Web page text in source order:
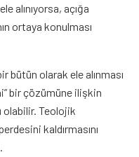
alınıyorsa, açığa
ortaya konulması
bütün olarak ele alınması
bir çözümüne ilişkin
Teolojik
kaldırmasını